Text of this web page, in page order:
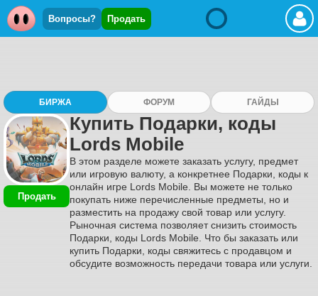
Вопросы? Продать
БИРЖА ФОРУМ ГАЙДЫ
Продать
Купить Подарки, коды
Lords Mobile
В этом разделе можете заказать услугу, предмет
или игровую валюту, а конкретнее Подарки, коды к
онлайн игре Lords Mobile. Вы можете не только
покупать ниже перечисленные предметы, но и
разместить на продажу свой товар или услугу.
Рыночная система позволяет снизить стоимость
Подарки, коды Lords Mobile. Что бы заказать или
купить Подарки, коды свяжитесь с продавцом и
обсудите возможность передачи товара или услуги.